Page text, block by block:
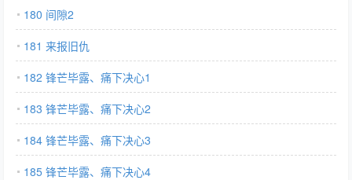
180 间隙2
181 来报旧仇
182 锋芒毕露、痛下决心1
183 锋芒毕露、痛下决心2
184 锋芒毕露、痛下决心3
185 锋芒毕露、痛下决心4